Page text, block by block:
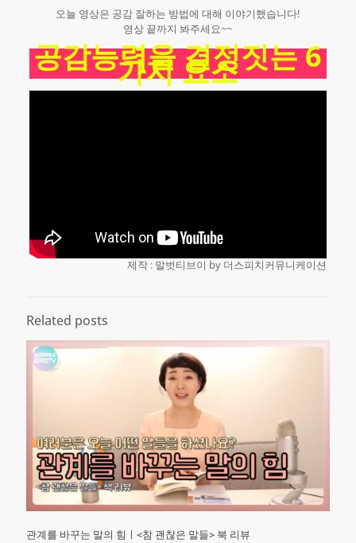
오늘 영상은 공감 잘하는 방법에 대해 이야기했습니다!
영상 끝까지 봐주세요~~
공감능력을 결정짓는 6
가지 요소
제작 : 말벗티브이 by 더스피치커뮤니케이션
Related posts
관계를 바꾸는 말의 힘ㅣ<참 괜찮은 말들> 북 리뷰